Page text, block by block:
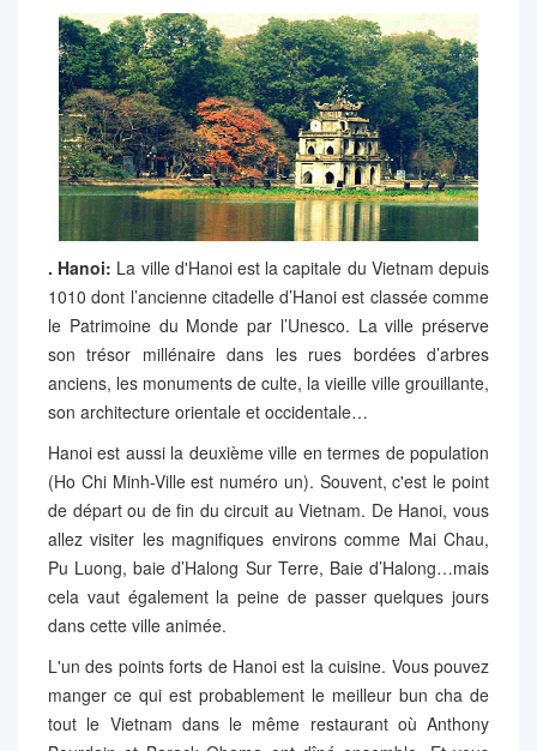
. Hanoi: La ville d'Hanoi est la capitale du Vietnam depuis
1010 dont l’ancienne citadelle d’Hanoi est classée comme
le Patrimoine du Monde par l’Unesco. La ville préserve
son trésor millénaire dans les rues bordées d’arbres
anciens, les monuments de culte, la vieille ville grouillante,
son architecture orientale et occidentale…
Hanoi est aussi la deuxième ville en termes de population
(Ho Chi Minh-Ville est numéro un). Souvent, c'est le point
de départ ou de fin du circuit au Vietnam. De Hanoi, vous
allez visiter les magnifiques environs comme Mai Chau,
Pu Luong, baie d’Halong Sur Terre, Baie d’Halong…mais
cela vaut également la peine de passer quelques jours
dans cette ville animée.
L'un des points forts de Hanoi est la cuisine. Vous pouvez
manger ce qui est probablement le meilleur bun cha de
tout le Vietnam dans le même restaurant où Anthony